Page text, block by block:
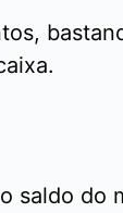
saldo do